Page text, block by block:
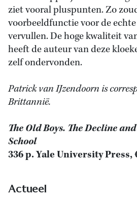
ziet vooral pluspunten. Zo
voorbeeldfunctie voor de
vervullen. De hoge kwaliteit
heeft de auteur van deze
zelf ondervonden.
Patrick van IJzendoorn is
Brittannië.
The Old Boys. The Decline
School
336 p. Yale University Press,
Actueel